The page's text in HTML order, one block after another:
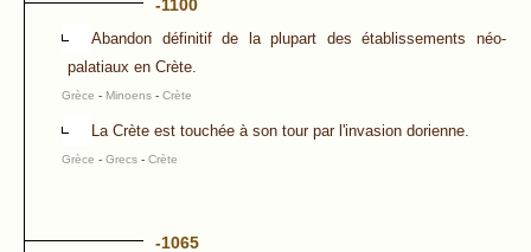
-1100
Abandon définitif de la plupart des établissements néo-
palatiaux en Crète.
Grèce - Minoens - Crète
La Crète est touchée à son tour par l'invasion dorienne.
Grèce - Grecs - Crète
-1065